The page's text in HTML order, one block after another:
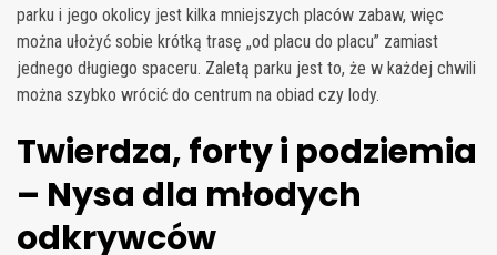
parku i jego okolicy jest kilka mniejszych placów zabaw, więc
można ułożyć sobie krótką trasę „od placu do placu” zamiast
jednego długiego spaceru. Zaletą parku jest to, że w każdej chwili
można szybko wrócić do centrum na obiad czy lody.
Twierdza, forty i podziemia
– Nysa dla młodych
odkrywców